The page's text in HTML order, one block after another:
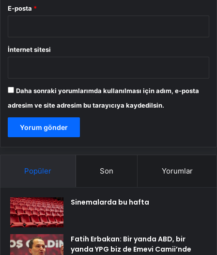
E-posta *
İnternet sitesi
Daha sonraki yorumlarımda kullanılması için adım, e-posta
adresim ve site adresim bu tarayıcıya kaydedilsin.
Popüler Son Yorumlar
Sinemalarda bu hafta
Fatih Erbakan: Bir yanda ABD, bir
yanda YPG biz de Emevi Camii’nde